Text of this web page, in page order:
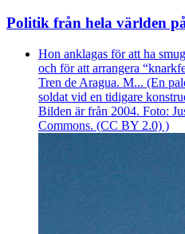
Politik från hela världen
Hon anklagas för att ha
och för att arrangera
Tren de Aragua. M... (En
soldat vid en tidigare
Bilden är från 2004. Foto:
Commons. (CC BY 2.0) )